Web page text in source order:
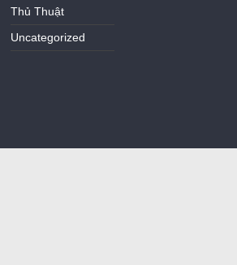
Thủ Thuật
Uncategorized